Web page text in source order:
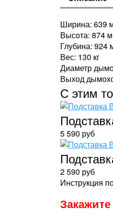
Ширина: 639
Высота: 874
Глубина: 924
Вес: 130 кг
Диаметр
Выход
С этим
5 590 руб
2 590 руб
Инструкция